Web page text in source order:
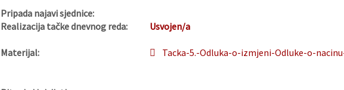
Pripada najavi sjednice:
Realizacija tačke dnevnog reda:
Usvojen/a
Materijal: Tacka-5.-Odluka-o-izmjeni-Odluke-o-